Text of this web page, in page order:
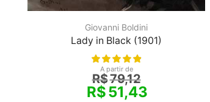
Giovanni Boldini
Lady in Black (1901)
A partir de
R$79,12
R$51,43